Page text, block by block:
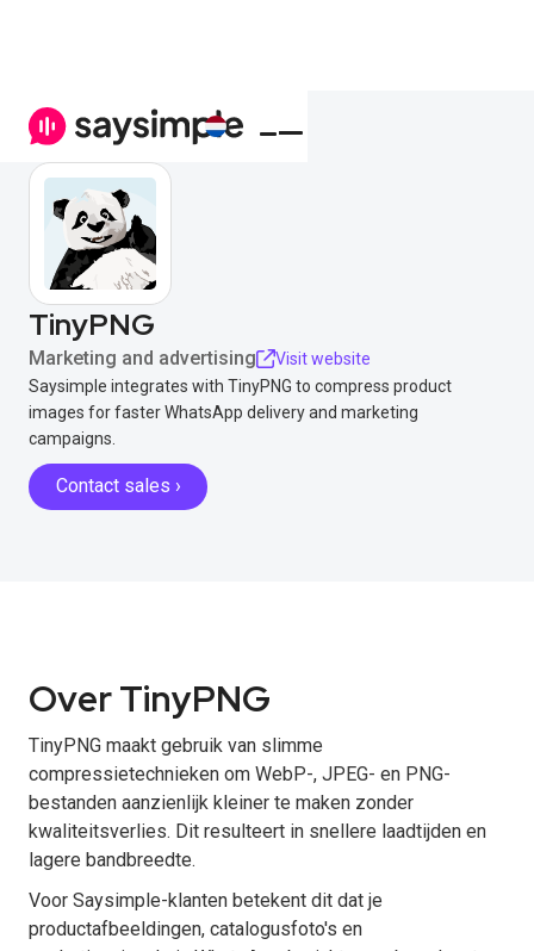
TinyPNG
Marketing and advertising
Visit website
Saysimple integrates with TinyPNG to compress product
images for faster WhatsApp delivery and marketing
campaigns.
Contact sales ›
Over TinyPNG
TinyPNG maakt gebruik van slimme
compressietechnieken om WebP-, JPEG- en PNG-
bestanden aanzienlijk kleiner te maken zonder
kwaliteitsverlies. Dit resulteert in snellere laadtijden en
lagere bandbreedte.
Voor Saysimple-klanten betekent dit dat je
productafbeeldingen, catalogusfoto's en